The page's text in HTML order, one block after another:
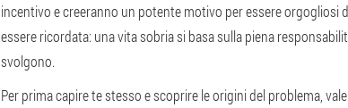
incentivo e creeranno un potente motivo per essere
essere ricordata: una vita sobria si basa sulla piena
svolgono.
Per prima capire te stesso e scoprire le origini del problema,